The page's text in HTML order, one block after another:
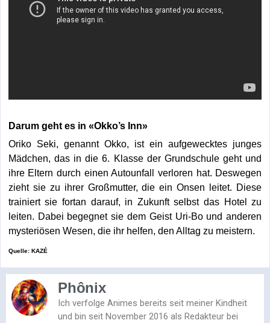
Darum geht es in «Okko’s Inn»
Oriko Seki, genannt Okko, ist ein aufgewecktes junges
Mädchen, das in die 6. Klasse der Grundschule geht und
ihre Eltern durch einen Autounfall verloren hat. Deswegen
zieht sie zu ihrer Großmutter, die ein Onsen leitet. Diese
trainiert sie fortan darauf, in Zukunft selbst das Hotel zu
leiten. Dabei begegnet sie dem Geist Uri-Bo und anderen
mysteriösen Wesen, die ihr helfen, den Alltag zu meistern.
Quelle: KAZÉ
Phônix
Ich verfolge Animes bereits seit meiner Kindheit
und bin seit November 2016 als Redakteur bei